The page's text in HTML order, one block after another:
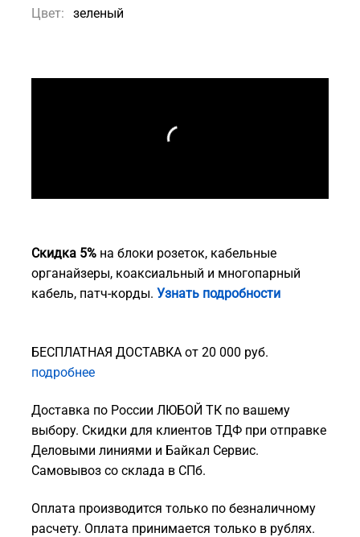
Цвет:
зеленый
Скидка 5% на блоки розеток, кабельные
органайзеры, коаксиальный и многопарный
кабель, патч-корды. Узнать подробности
БЕСПЛАТНАЯ ДОСТАВКА от 20 000 руб.
подробнее
Доставка по России ЛЮБОЙ ТК по вашему
выбору. Скидки для клиентов ТДФ при отправке
Деловыми линиями и Байкал Сервис.
Самовывоз со склада в СПб.
Оплата производится только по безналичному
расчету. Оплата принимается только в рублях.